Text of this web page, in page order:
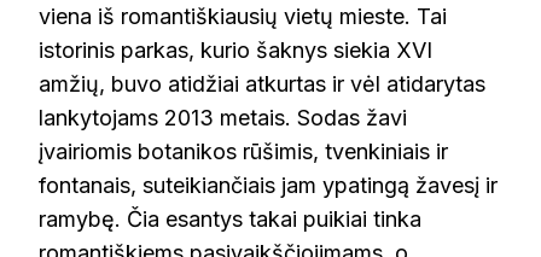
viena iš romantiškiausių vietų mieste. Tai
istorinis parkas, kurio šaknys siekia XVI
amžių, buvo atidžiai atkurtas ir vėl atidarytas
lankytojams 2013 metais. Sodas žavi
įvairiomis botanikos rūšimis, tvenkiniais ir
fontanais, suteikiančiais jam ypatingą žavesį ir
ramybę. Čia esantys takai puikiai tinka